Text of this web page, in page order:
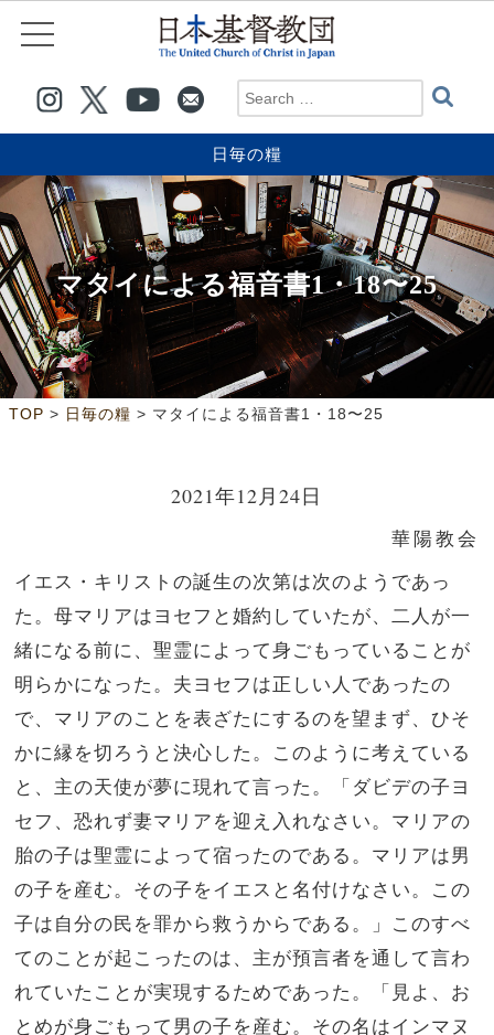
日毎の糧
マタイによる福音書1・18〜25
TOP > 日毎の糧 > マタイによる福音書1・18〜25
2021年12月24日
華陽教会
イエス・キリストの誕生の次第は次のようであっ
た。母マリアはヨセフと婚約していたが、二人が一
緒になる前に、聖霊によって身ごもっていることが
明らかになった。夫ヨセフは正しい人であったの
で、マリアのことを表ざたにするのを望まず、ひそ
かに縁を切ろうと決心した。このように考えている
と、主の天使が夢に現れて言った。「ダビデの子ヨ
セフ、恐れず妻マリアを迎え入れなさい。マリアの
胎の子は聖霊によって宿ったのである。マリアは男
の子を産む。その子をイエスと名付けなさい。この
子は自分の民を罪から救うからである。」このすべ
てのことが起こったのは、主が預言者を通して言わ
れていたことが実現するためであった。「見よ、お
とめが身ごもって男の子を産む。その名はインマヌ